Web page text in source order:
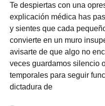
Te despiertas con una
explicación médica has
y sientes que cada
convierte en un muro
avisarte de que algo no
veces guardamos silencio
temporales para seguir
dictadura de